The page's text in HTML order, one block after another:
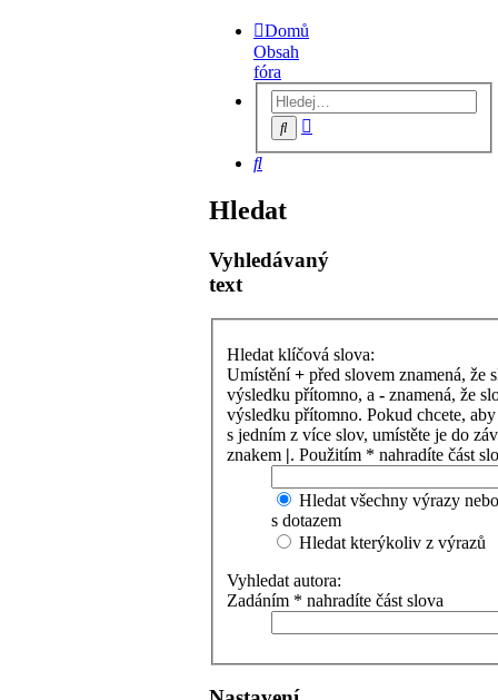
Domů
Obsah
fóra
Hledat
Hledat
Hledat
Vyhledávaný
text
Hledat klíčová slova:
Umístění+ před slovem znamená, že
výsledku přítomno, a - znamená, že
výsledku přítomno. Pokud chcete,
s jedním z více slov, umístěte je do
znakem |. Použitím * nahradíte část
Hledat všechny výrazy
s dotazem
Hledat kterýkoliv z výrazů
Vyhledat autora:
Zadáním * nahradíte část slova